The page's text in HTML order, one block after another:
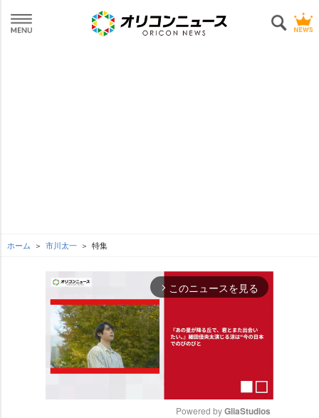
ホーム 市川太一 特集
arrow_forward_ios このニュースを見る
Powered by GliaStudios